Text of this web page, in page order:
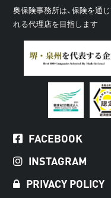
奥保険事務所は、保険を通
れる代理店を目指します
FACEBOOK
INSTAGRAM
PRIVACY POLICY